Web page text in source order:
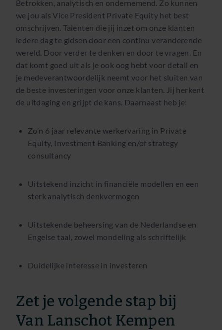
Betrokken, analytisch en ondernemend. Zo kunnen
we jou als Vice President Private Equity het best
omschrijven. Talenten die jij inzet om onze klanten
iedere dag te gidsen door een continu veranderende
wereld. Door verder te denken en door te vragen. En
dat komt goed uit als je ook oog hebt voor detail en
je medeverantwoordelijk neemt voor het sluiten van
de beste investeringen voor onze klanten. Jij herkent
de uitdaging en grijpt de kans. Daarnaast heb je:
Zo’n 6 jaar relevante werkervaring in Private
Equity, Investment Banking en/of strategy
consultancy
Uitstekend inzicht in financiële modellen en een
sterk analytisch denkvermogen
Uitstekende beheersing van de Nederlandse en
Engelse taal, zowel mondeling als schriftelijk
Duidelijke interesse in investeren
Zet je volgende stap bij
Van Lanschot Kempen